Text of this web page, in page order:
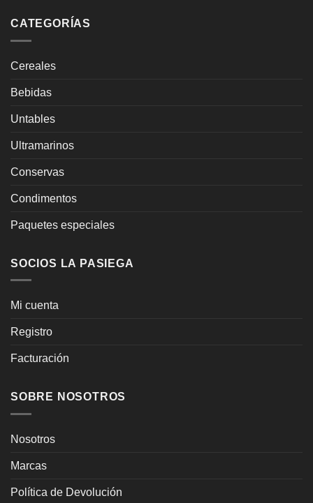
CATEGORÍAS
Cereales
Bebidas
Untables
Ultramarinos
Conservas
Condimentos
Paquetes especiales
SOCIOS LA PASIEGA
Mi cuenta
Registro
Facturación
SOBRE NOSOTROS
Nosotros
Marcas
Política de Devolución